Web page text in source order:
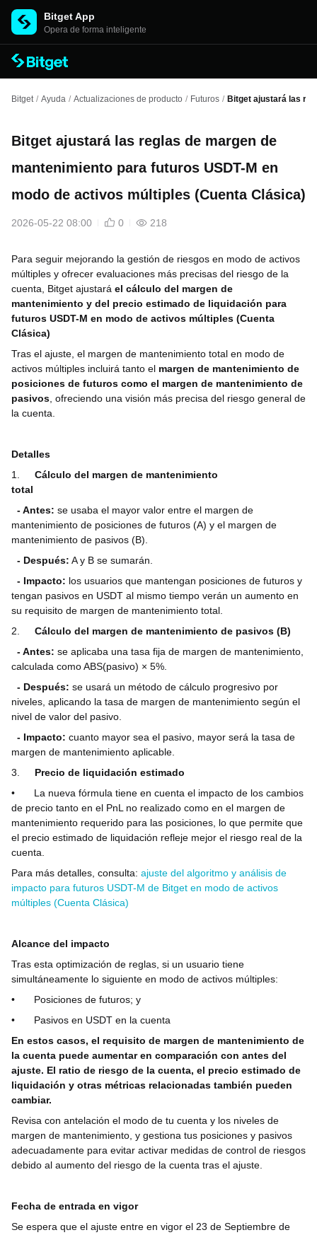
Bitget App
Opera de forma inteligente
Bitget / Ayuda / Actualizaciones de producto / Futuros / Bitget ajustará las
Bitget ajustará las reglas de margen de
mantenimiento para futuros USDT-M en
modo de activos múltiples (Cuenta Clásica)
2026-05-22 08:00 0 218
Para seguir mejorando la gestión de riesgos en modo de activos
múltiples y ofrecer evaluaciones más precisas del riesgo de la
cuenta, Bitget ajustará el cálculo del margen de
mantenimiento y del precio estimado de liquidación para
futuros USDT-M en modo de activos múltiples (Cuenta
Clásica)
Tras el ajuste, el margen de mantenimiento total en modo de
activos múltiples incluirá tanto el margen de mantenimiento de
posiciones de futuros como el margen de mantenimiento de
pasivos , ofreciendo una visión más precisa del riesgo general de
la cuenta.
Detalles
1.
Cálculo del margen de mantenimiento
total
- Antes: se usaba el mayor valor entre el margen de
mantenimiento de posiciones de futuros (A) y el margen de
mantenimiento de pasivos (B).
- Después: A y B se sumarán.
- Impacto: los usuarios que mantengan posiciones de futuros y
tengan pasivos en USDT al mismo tiempo verán un aumento en
su requisito de margen de mantenimiento total.
2.
Cálculo del margen de mantenimiento de pasivos (B)
- Antes: se aplicaba una tasa fija de margen de mantenimiento,
calculada como ABS(pasivo) × 5%.
- Después: se usará un método de cálculo progresivo por
niveles, aplicando la tasa de margen de mantenimiento según el
nivel de valor del pasivo.
- Impacto: cuanto mayor sea el pasivo, mayor será la tasa de
margen de mantenimiento aplicable.
3.
Precio de liquidación estimado
•
La nueva fórmula tiene en cuenta el impacto de los cambios
de precio tanto en el PnL no realizado como en el margen de
mantenimiento requerido para las posiciones, lo que permite que
el precio estimado de liquidación refleje mejor el riesgo real de la
cuenta.
Para más detalles, consulta: ajuste del algoritmo y análisis de
impacto para futuros USDT-M de Bitget en modo de activos
múltiples (Cuenta Clásica)
Alcance del impacto
Tras esta optimización de reglas, si un usuario tiene
simultáneamente lo siguiente en modo de activos múltiples:
•
Posiciones de futuros; y
•
Pasivos en USDT en la cuenta
En estos casos, el requisito de margen de mantenimiento de
la cuenta puede aumentar en comparación con antes del
ajuste. El ratio de riesgo de la cuenta, el precio estimado de
liquidación y otras métricas relacionadas también pueden
cambiar.
Revisa con antelación el modo de tu cuenta y los niveles de
margen de mantenimiento, y gestiona tus posiciones y pasivos
adecuadamente para evitar activar medidas de control de riesgos
debido al aumento del riesgo de la cuenta tras el ajuste.
Fecha de entrada en vigor
Se espera que el ajuste entre en vigor el 23 de Septiembre de